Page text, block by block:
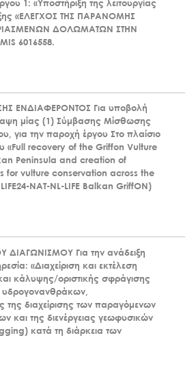
1: «Υποστήριξη της λειτουργίας
«ΕΛΕΓΧΟΣ ΤΗΣ ΠΑΡΑΝΟΜΗΣ
ΔΟΛΩΜΑΤΩΝ ΣΤΗΝ
6016558.
ΕΝΔΙΑΦΕΡΟΝΤΟΣ Για υποβολή
μίας (1) Σύμβασης Μίσθωσης
για την παροχή έργου Στο πλαίσιο
«Full recovery of the Griffon Vulture
Peninsula and creation of
for vulture conservation across the
NAT-NL-LIFE Balkan GriffON)
Για την ανάδειξη
«Διαχείριση και εκτέλεση
κάλυψης/οριστικής σφράγισης
υδρογονανθράκων,
της διαχείρισης των παραγόμενων
και της διενέργειας γεωφυσικών
κατά τη διάρκεια των